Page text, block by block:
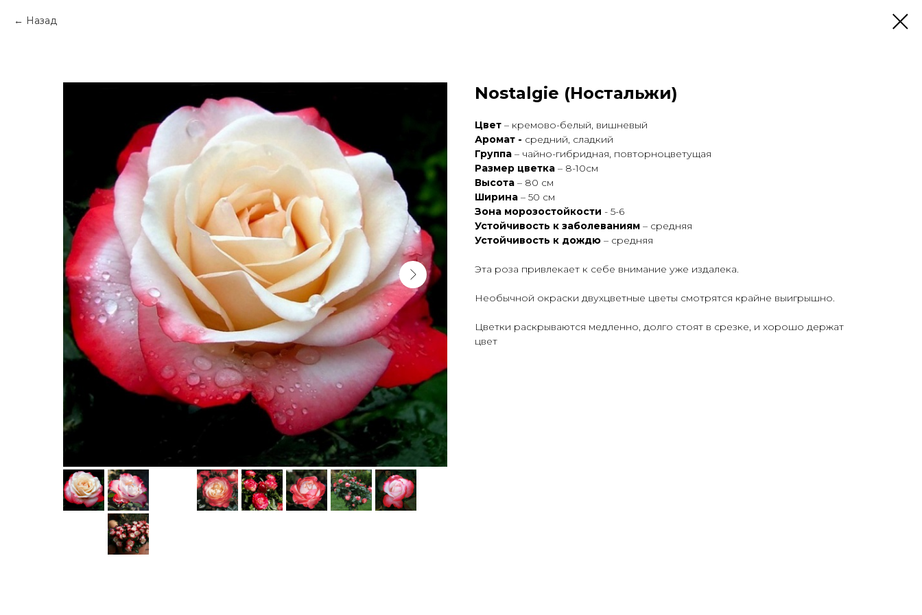
Назад
Nostalgie (Ностальжи)
Цвет – кремово-белый, вишневый
Аромат - средний, сладкий
Группа – чайно-гибридная, повторноцветущая
Размер цветка – 8-10см
Высота – 80 см
Ширина – 50 см
Зона морозостойкости - 5-6
Устойчивость к заболеваниям – средняя
Устойчивость к дождю – средняя
Эта роза привлекает к себе внимание уже издалека.
Необычной окраски двухцветные цветы смотрятся крайне выигрышно.
Цветки раскрываются медленно, долго стоят в срезке, и хорошо держат
цвет